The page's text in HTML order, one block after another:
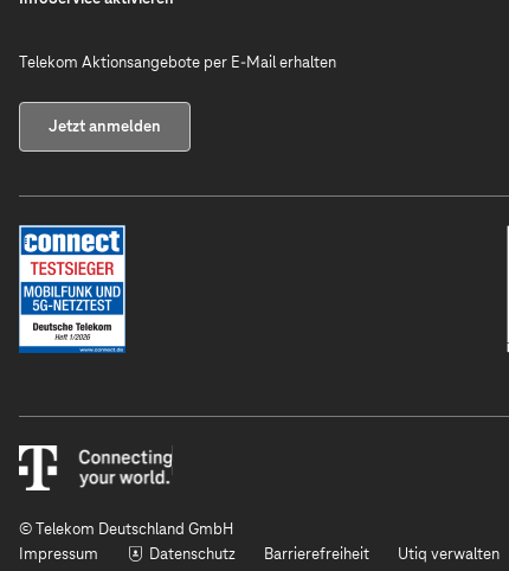
Telekom Aktionsangebote per E-Mail erhalten
Jetzt anmelden
© Telekom Deutschland GmbH
Impressum
Datenschutz Barrierefreiheit Utiq verwalten